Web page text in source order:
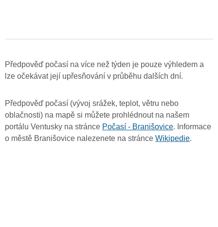
Předpověď počasí na více než týden je pouze výhledem a
lze očekávat její upřesňování v průběhu dalších dní.
Předpověď počasí (vývoj srážek, teplot, větru nebo
oblačnosti) na mapě si můžete prohlédnout na našem
portálu Ventusky na stránce Počasí - Branišovice. Informace
o městě Branišovice nalezenete na stránce Wikipedie.